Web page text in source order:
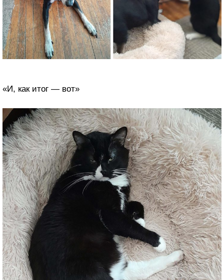
«И, как итог — вот»